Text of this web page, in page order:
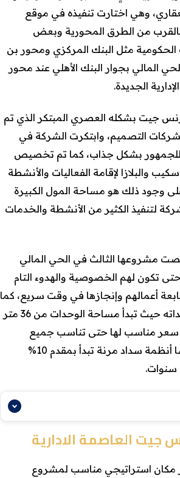
وهي اختارت تنفيذه في موقع
من الطرق المحورية وبعض
مثل البنك المركزي ومحور بن
المالي بجوار البنك الأهلي عند محور
الجديدة.
جيت بشكله العصري المبتكر الذي تم
التصميم، وابتكرت الشركة في
للجمهور بشكل جذاب، كما تم تخصيص
والبلازا لإقامة الفعاليات والأنشطة
وجود ذلك هو مساحة المول الكبيرة
لتنفيذ الكثير من الأنشطة والخدمات
مشروعها الثالث في الحي المالي
حتى تكون لهم الخصوصية والهدوء التام
أعمالهم وإنجازها في وقت سريع، كما
قامت بالتنويع في وحداته حيث تبدأ مساحة الوحدات من 36 متر
سعر مناسب لها حتى تناسب جميع
الميزانيات، وهناك أيضًا أنظمة سداد مرنة تبدأ بمقدم 10%
جيت العاصمة الادارية
مكان استراتيجي مناسب لمشروع